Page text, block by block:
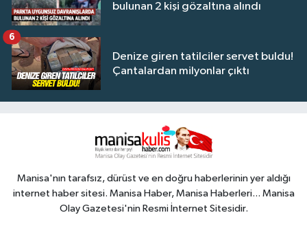
bulunan 2 kişi gözaltına alındı
Denize giren tatilciler servet buldu!
Çantalardan milyonlar çıktı
6
Manisa'nın tarafsız, dürüst ve en doğru haberlerinin yer aldığı
internet haber sitesi. Manisa Haber, Manisa Haberleri... Manisa
Olay Gazetesi'nin Resmi İnternet Sitesidir.